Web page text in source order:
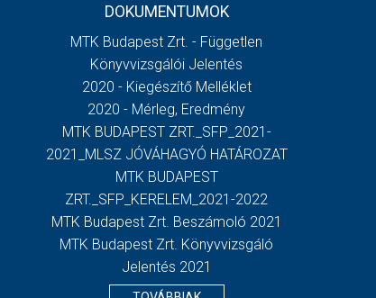
DOKUMENTUMOK
MTK Budapest Zrt. - Független
Könyvvizsgálói Jelentés
2020 - Kiegészítő Melléklet
2020 - Mérleg, Eredmény
MTK BUDAPEST ZRT._SFP_2021-
2021_MLSZ JÓVÁHAGYÓ HATÁROZAT
MTK BUDAPEST
ZRT._SFP_KERELEM_2021-2022
MTK Budapest Zrt. Beszámoló 2021
MTK Budapest Zrt. Könyvvizsgáló
Jelentés 2021